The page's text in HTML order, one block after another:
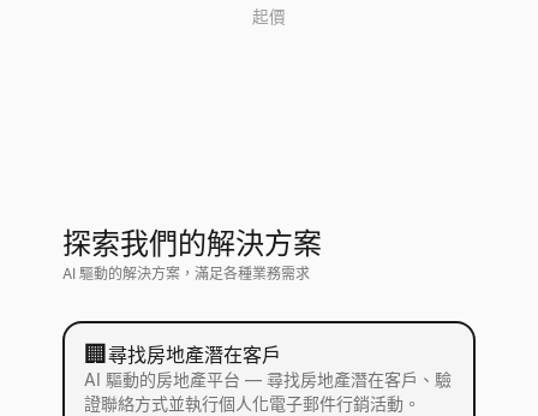
起價
探索我們的解決方案
AI 驅動的解決方案，滿足各種業務需求
🏢 尋找房地產潛在客戶
AI 驅動的房地產平台 — 尋找房地產潛在客戶、驗
證聯絡方式並執行個人化電子郵件行銷活動。